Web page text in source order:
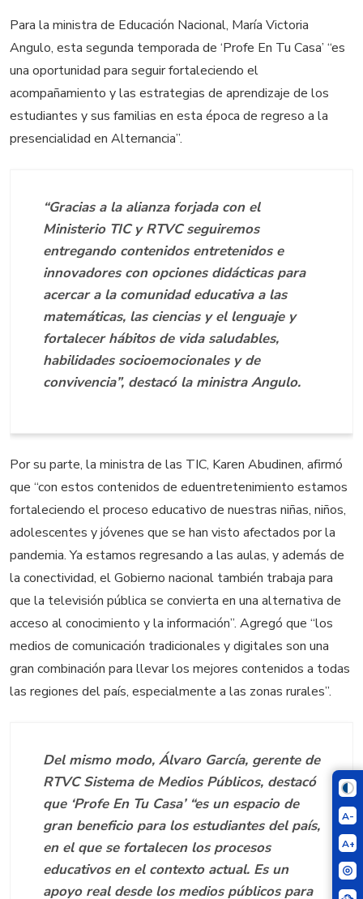
A-
A+
Para la ministra de Educación Nacional, María Victoria
Angulo, esta segunda temporada de ‘Profe En Tu Casa’ “es
una oportunidad para seguir fortaleciendo el
acompañamiento y las estrategias de aprendizaje de los
estudiantes y sus familias en esta época de regreso a la
presencialidad en Alternancia”.
“Gracias a la alianza forjada con el
Ministerio TIC y RTVC seguiremos
entregando contenidos entretenidos e
innovadores con opciones didácticas para
acercar a la comunidad educativa a las
matemáticas, las ciencias y el lenguaje y
fortalecer hábitos de vida saludables,
habilidades socioemocionales y de
convivencia”, destacó la ministra Angulo.
Por su parte, la ministra de las TIC, Karen Abudinen, afirmó
que “con estos contenidos de eduentretenimiento estamos
fortaleciendo el proceso educativo de nuestras niñas, niños,
adolescentes y jóvenes que se han visto afectados por la
pandemia. Ya estamos regresando a las aulas, y además de
la conectividad, el Gobierno nacional también trabaja para
que la televisión pública se convierta en una alternativa de
acceso al conocimiento y la información”. Agregó que “los
medios de comunicación tradicionales y digitales son una
gran combinación para llevar los mejores contenidos a todas
las regiones del país, especialmente a las zonas rurales”.
Del mismo modo, Álvaro García, gerente de
RTVC Sistema de Medios Públicos, destacó
que ‘Profe En Tu Casa’ “es un espacio de
gran beneficio para los estudiantes del país,
en el que se fortalecen los procesos
educativos en el contexto actual. Es un
apoyo real desde los medios públicos para